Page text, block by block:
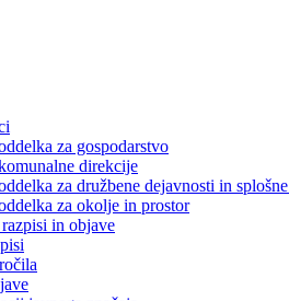
za gospodarstvo
direkcije
za družbene dejavnosti in
za okolje in prostor
in objave